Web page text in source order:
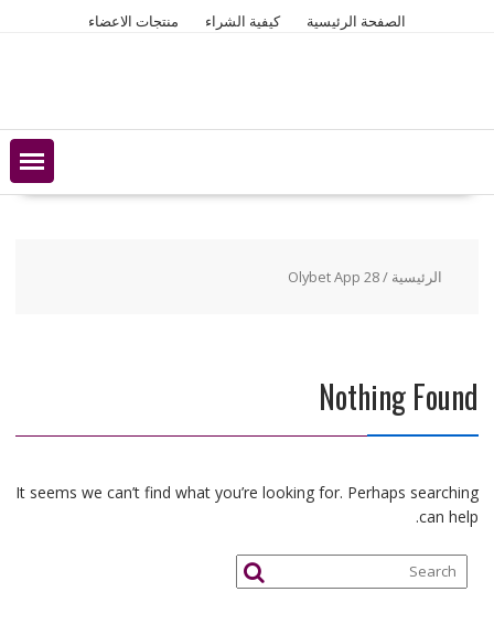
الصفحة الرئيسية كيفية الشراء منتجات الاعضاء
الرئيسية / Olybet App 28
Nothing Found
It seems we can’t find what you’re looking for. Perhaps searching
can help.